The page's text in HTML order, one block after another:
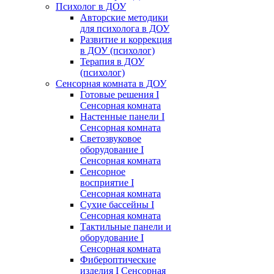
Психолог в ДОУ
Авторские методики
для психолога в ДОУ
Развитие и коррекция
в ДОУ (психолог)
Терапия в ДОУ
(психолог)
Сенсорная комната в ДОУ
Готовые решения I
Сенсорная комната
Настенные панели I
Сенсорная комната
Светозвуковое
оборудование I
Сенсорная комната
Сенсорное
восприятие I
Сенсорная комната
Сухие бассейны I
Сенсорная комната
Тактильные панели и
оборудование I
Сенсорная комната
Фибероптические
изделия I Сенсорная